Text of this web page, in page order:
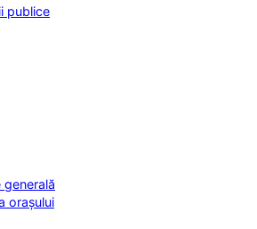
publice
generală
orașului